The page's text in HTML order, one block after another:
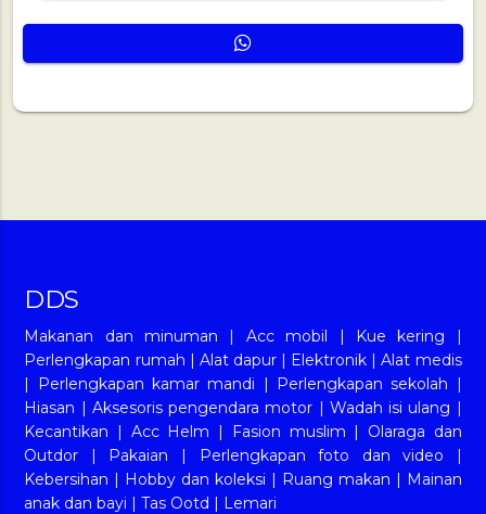
DDS
Makanan dan minuman | Acc mobil | Kue kering
|
Perlengkapan rumah | Alat dapur| Elektronik |Alat medis
|
Perlengkapan kamar mandi | Perlengkapan sekolah |
Hiasan | Aksesoris pengendara motor | Wadah isi ulang |
Kecantikan | Acc Helm | Fasion muslim | Olaraga dan
Outdor | Pakaian | Perlengkapan foto dan video |
Kebersihan | Hobby dan koleksi | Ruang makan | Mainan
anak dan bayi |Tas Ootd | Lemari